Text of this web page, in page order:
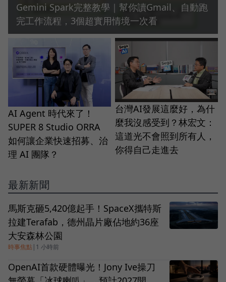
Gemini Spark完整教學｜幫你讀Gmail、自動跑
完工作流程，3個超實用情境一次看
AI Agent 時代來了！
SUPER 8 Studio ORRA
如何讓企業快速招募、治
理 AI 團隊？
台灣AI發展這麼好，為什
麼我沒感受到？林宏文：
這道光不會照到所有人，
你得自己走進去
最新新聞
馬斯克砸5,420億起手！SpaceX攜特斯
拉建Terafab，德州晶片廠佔地約36座
大安森林公園
時事焦點 | 1 小時前
OpenAI首款硬體曝光！Jony Ive操刀